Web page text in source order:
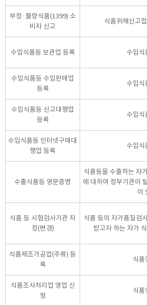
부정·불량식품(1399) 소
비자 신고
식품위해신고
수입식품등 보관업 등록 수입식
수입식품등 수입판매업
등록
수입식
수입식품등 신고대행업
등록
수입식
수입식품등 인터넷구매대
행업 등록
수입식
수출식품등 영문증명
식품등을 수출하는 자
에 대하여 정부기관이
이
식품 등 시험검사기관 지
정(변경)
식품 등의 자가품질검
받고자 하는 자가
식품제조가공업(주류) 등
록
식품
식품조사처리업 영업 신
청
식품